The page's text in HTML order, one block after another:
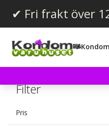
✔ Fri frakt över
Filter
Pris